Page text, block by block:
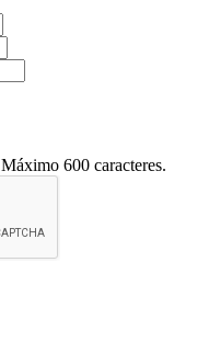
Máximo 600 caracteres.